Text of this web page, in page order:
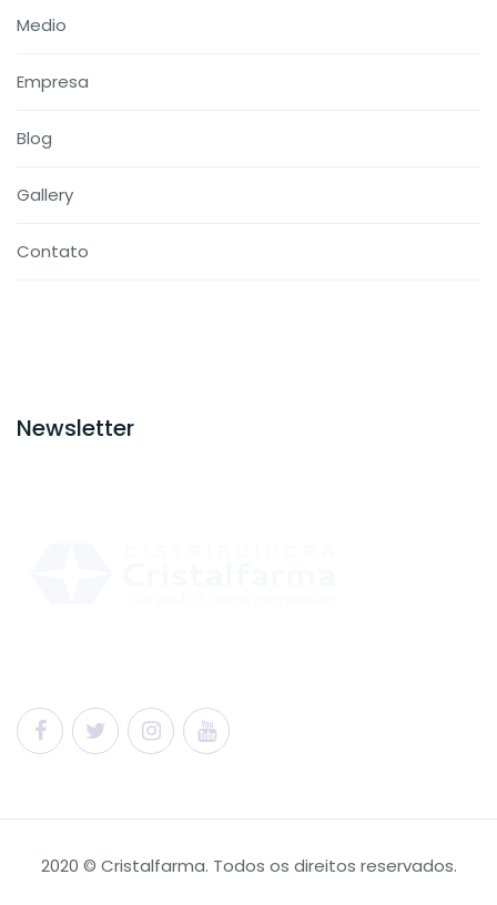
Medio
Empresa
Blog
Gallery
Contato
Newsletter
2020 © Cristalfarma. Todos os direitos reservados.